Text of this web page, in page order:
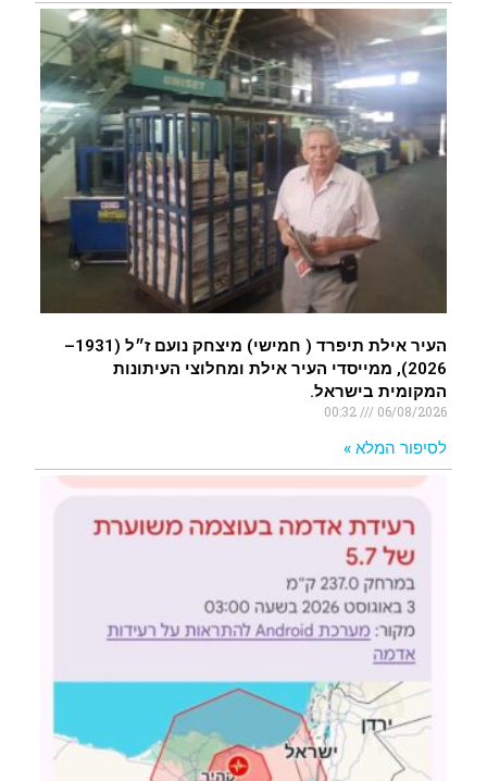
העיר אילת תיפרד ( חמישי) מיצחק נועם ז״ל (1931–
2026), ממייסדי העיר אילת ומחלוצי העיתונות
המקומית בישראל.
06/08/2026
00:32
לסיפור המלא »